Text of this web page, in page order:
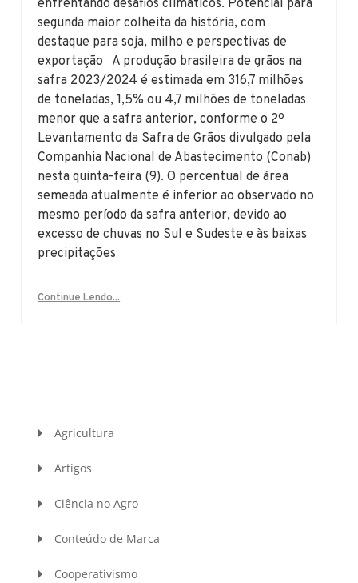
enfrentando desafios climáticos. Potencial para
segunda maior colheita da história, com
destaque para soja, milho e perspectivas de
exportação A produção brasileira de grãos na
safra 2023/2024 é estimada em 316,7 milhões
de toneladas, 1,5% ou 4,7 milhões de toneladas
menor que a safra anterior, conforme o 2º
Levantamento da Safra de Grãos divulgado pela
Companhia Nacional de Abastecimento (Conab)
nesta quinta-feira (9). O percentual de área
semeada atualmente é inferior ao observado no
mesmo período da safra anterior, devido ao
excesso de chuvas no Sul e Sudeste e às baixas
precipitações
Continue Lendo...
Agricultura
Artigos
Ciência no Agro
Conteúdo de Marca
Cooperativismo